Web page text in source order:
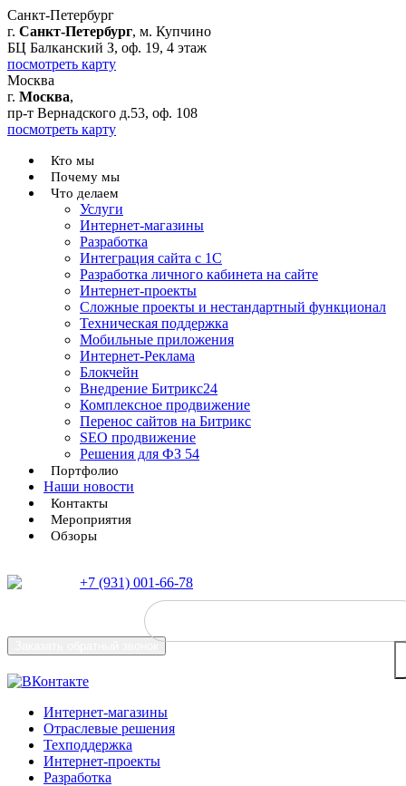
Санкт-Петербург
г. Санкт-Петербург, м. Купчино
БЦ Балканский З, оф. 19, 4 этаж
посмотреть карту
Москва
г. Москва,
пр-т Вернадского д.53, оф. 108
посмотреть карту
Кто мы
Почему мы
Что делаем
Услуги
Интернет-магазины
Разработка
Интеграция сайта с 1С
Разработка личного кабинета на сайте
Интернет-проекты
Сложные проекты и нестандартный функционал
Teхническая поддержка
Мобильные приложения
Интернет-Реклама
Блокчейн
Внедрение Битрикс24
Комплексное продвижение
Перенос сайтов на Битрикс
SEO продвижение
Решения для ФЗ 54
Портфолио
Наши новости
Контакты
Мероприятия
Обзоры
+7 (931) 001-66-78
Интернет-магазины
Отраслевые решения
Техподдержка
Интернет-проекты
Разработка